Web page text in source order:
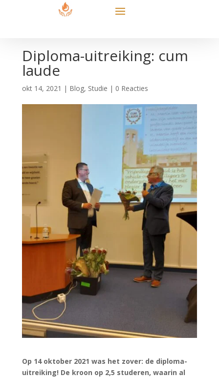
Diploma-uitreiking: cum
laude
okt 14, 2021 | Blog, Studie | 0 Reacties
Op 14 oktober 2021 was het zover: de diploma-
uitreiking! De kroon op 2,5 studeren, waarin al